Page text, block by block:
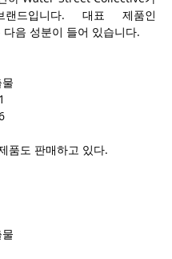
랜드입니다. 대표 제품인
음 성분이 들어 있습니다.
품도 판매하고 있다.